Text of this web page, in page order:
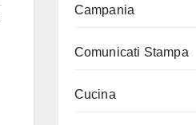
Campania
Comunicati Stampa
Cucina